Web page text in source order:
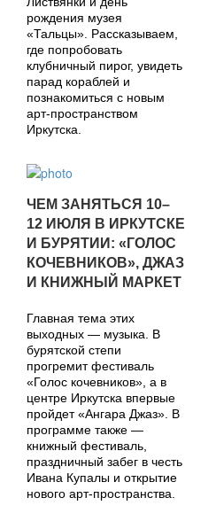
рождения музея
«Тальцы». Рассказываем,
где попробовать
клубничный пирог, увидеть
парад кораблей и
познакомиться с новым
арт-пространством
Иркутска.
ЧЕМ ЗАНЯТЬСЯ 10–
12 ИЮЛЯ В ИРКУТСКЕ
И БУРЯТИИ: «ГОЛОС
КОЧЕВНИКОВ», ДЖАЗ
И КНИЖНЫЙ МАРКЕТ
Главная тема этих
выходных — музыка. В
бурятской степи
прогремит фестиваль
«Голос кочевников», а в
центре Иркутска впервые
пройдет «Ангара Джаз». В
программе также —
книжный фестиваль,
праздничный забег в честь
Ивана Купалы и открытие
нового арт-пространства.